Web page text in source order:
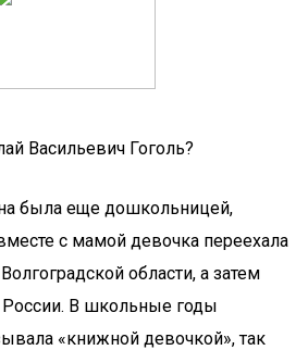
Васильевич Гоголь?
была еще дошкольницей,
с мамой девочка переехала
области, а затем
России. В школьные годы
«книжной девочкой», так